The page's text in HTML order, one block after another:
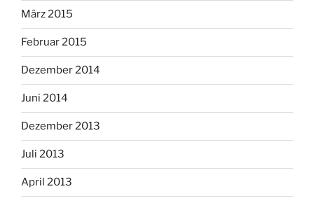
März 2015
Februar 2015
Dezember 2014
Juni 2014
Dezember 2013
Juli 2013
April 2013